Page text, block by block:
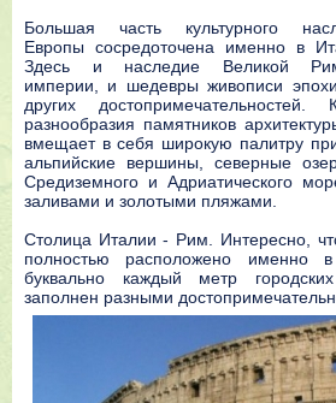
Большая часть культурного
Европы сосредоточена именно в
Здесь и наследие Великой
империи, и шедевры живописи
других достопримечательностей.
разнообразия памятников
вмещает в себя широкую палитру
альпийские вершины, северные
Средиземного и Адриатического
заливами и золотыми пляжами.
Столица Италии - Рим. Интересно,
полностью расположено именно
буквально каждый метр
заполнен разными